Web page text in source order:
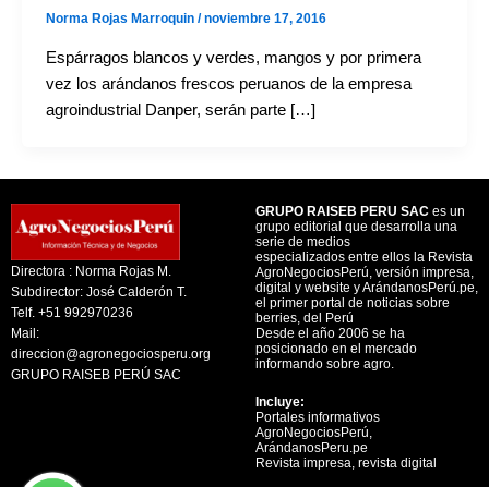
Norma Rojas Marroquin /noviembre 17, 2016
Espárragos blancos y verdes, mangos y por primera
vez los arándanos frescos peruanos de la empresa
agroindustrial Danper, serán parte […]
Directora : Norma Rojas M.
Subdirector: José Calderón T.
Telf. +51 992970236
Mail:
direccion@agronegociosperu.org
GRUPO RAISEB PERÚ SAC
GRUPO RAISEB PERU SAC es un
grupo editorial que desarrolla una
serie de medios
especializados entre ellos la Revista
AgroNegociosPerú, versión impresa,
digital y website y ArándanosPerú.pe,
el primer portal de noticias sobre
berries, del Perú
Desde el año 2006 se ha
posicionado en el mercado
informando sobre agro.
Incluye:
Portales informativos
AgroNegociosPerú,
ArándanosPeru.pe
Revista impresa, revista digital